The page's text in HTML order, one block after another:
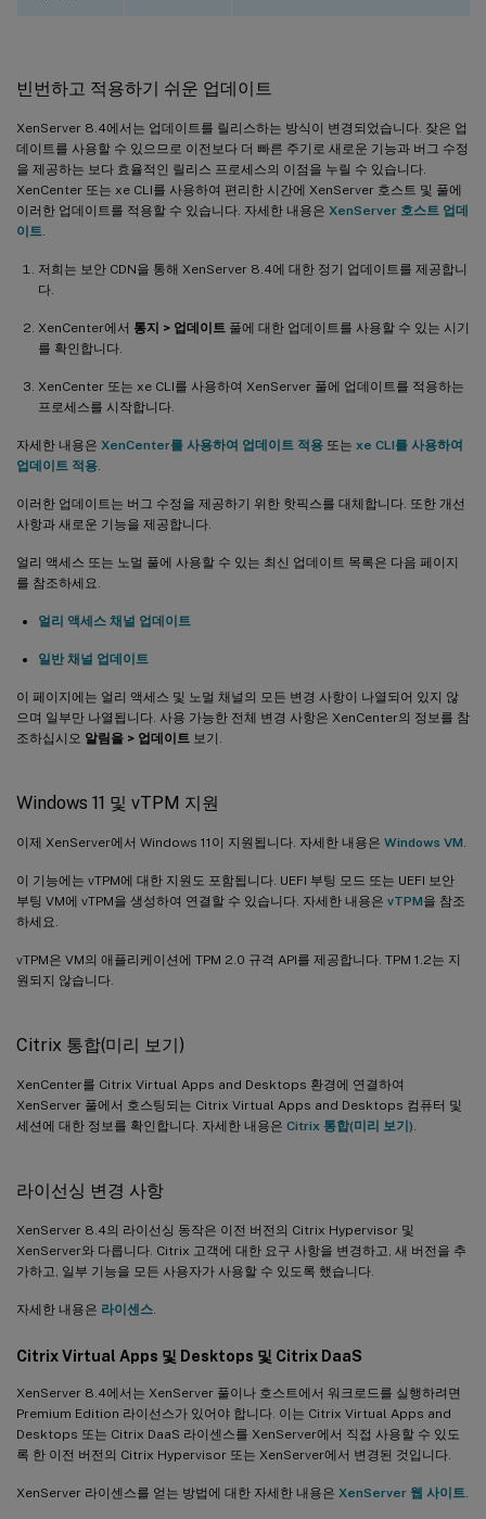
빈번하고 적용하기 쉬운 업데이트
XenServer 8.4에서는 업데이트를 릴리스하는 방식이 변경되었습니다. 잦은 업
데이트를 사용할 수 있으므로 이전보다 더 빠른 주기로 새로운 기능과 버그 수정
을 제공하는 보다 효율적인 릴리스 프로세스의 이점을 누릴 수 있습니다.
XenCenter 또는 xe CLI를 사용하여 편리한 시간에 XenServer 호스트 및 풀에
이러한 업데이트를 적용할 수 있습니다. 자세한 내용은 XenServer 호스트 업데
이트
저희는 보안 CDN을 통해 XenServer 8.4에 대한 정기 업데이트를 제공합니
다.
XenCenter에서 통지 > 업데이트 풀에 대한 업데이트를 사용할 수 있는 시기
를 확인합니다.
XenCenter 또는 xe CLI를 사용하여 XenServer 풀에 업데이트를 적용하는
프로세스를 시작합니다.
자세한 내용은 XenCenter를 사용하여 업데이트 적용 또는 xe CLI를 사용하여
업데이트 적용
이러한 업데이트는 버그 수정을 제공하기 위한 핫픽스를 대체합니다. 또한 개선
사항과 새로운 기능을 제공합니다.
얼리 액세스 또는 노멀 풀에 사용할 수 있는 최신 업데이트 목록은 다음 페이지
를 참조하세요.
얼리 액세스 채널 업데이트
일반 채널 업데이트
이 페이지에는 얼리 액세스 및 노멀 채널의 모든 변경 사항이 나열되어 있지 않
으며 일부만 나열됩니다. 사용 가능한 전체 변경 사항은 XenCenter의 정보를 참
조하십시오 알림을 > 업데이트 보기.
Windows 11 및 vTPM 지원
이제 XenServer에서 Windows 11이 지원됩니다. 자세한 내용은 Windows VM
이 기능에는 vTPM에 대한 지원도 포함됩니다. UEFI 부팅 모드 또는 UEFI 보안
부팅 VM에 vTPM을 생성하여 연결할 수 있습니다. 자세한 내용은 vTPM을 참조
하세요.
vTPM은 VM의 애플리케이션에 TPM 2.0 규격 API를 제공합니다. TPM 1.2는 지
원되지 않습니다.
Citrix 통합(미리 보기)
XenCenter를 Citrix Virtual Apps and Desktops 환경에 연결하여
XenServer 풀에서 호스팅되는 Citrix Virtual Apps and Desktops 컴퓨터 및
세션에 대한 정보를 확인합니다. 자세한 내용은 Citrix 통합(미리 보기)
라이선싱 변경 사항
XenServer 8.4의 라이선싱 동작은 이전 버전의 Citrix Hypervisor 및
XenServer와 다릅니다. Citrix 고객에 대한 요구 사항을 변경하고, 새 버전을 추
가하고, 일부 기능을 모든 사용자가 사용할 수 있도록 했습니다.
자세한 내용은 라이센스
Citrix Virtual Apps 및 Desktops 및 Citrix DaaS
XenServer 8.4에서는 XenServer 풀이나 호스트에서 워크로드를 실행하려면
Premium Edition 라이선스가 있어야 합니다. 이는 Citrix Virtual Apps and
Desktops 또는 Citrix DaaS 라이센스를 XenServer에서 직접 사용할 수 있도
록 한 이전 버전의 Citrix Hypervisor 또는 XenServer에서 변경된 것입니다.
XenServer 라이센스를 얻는 방법에 대한 자세한 내용은 XenServer 웹 사이트